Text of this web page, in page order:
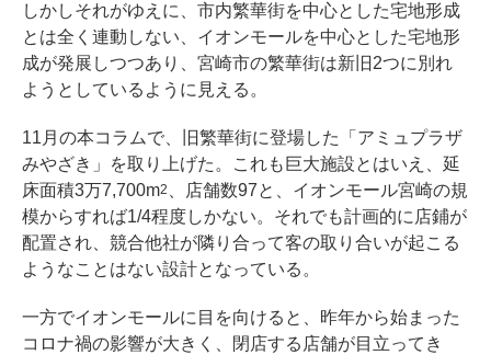
しかしそれがゆえに、市内繁華街を中心とした宅地形成
とは全く連動しない、イオンモールを中心とした宅地形
成が発展しつつあり、宮崎市の繁華街は新旧2つに別れ
ようとしているように見える。
11月の本コラムで、旧繁華街に登場した「 アミュプラザ
みやざき 」を取り上げた。これも巨大施設とはいえ、延
床面積3万7,700m2 、店舗数97と、イオンモール宮崎の規
模からすれば1/4程度しかない。それでも計画的に店鋪が
配置され、競合他社が隣り合って客の取り合いが起こる
ようなことはない設計となっている。
一方でイオンモールに目を向けると、昨年から始まった
コロナ禍の影響が大きく、閉店する店舗が目立ってき